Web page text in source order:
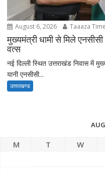
August 6, 2026 Taaaza
मुख्यमंत्री धामी से मिले
वत्स
नई दिल्ली स्थित उत्तराखंड निवास में
यानी एनसीसी...
उत्तराखण्ड
M T W